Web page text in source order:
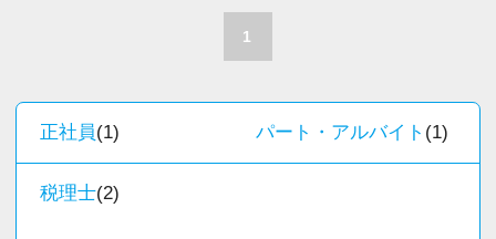
場だと感じています。
・税務経験を活かして成長したい方
・キャリアアップ志向のある方
・顧客対応や提案業務に挑戦したい方
職員一人ひとりの力がそのまま事業運営に直結
するところで、個人事務所ならではの面白さと
新しいチャレンジが沢山ありますので、飽きる
1
正社員(1) パート・アルバイト (1)
税理士(2)